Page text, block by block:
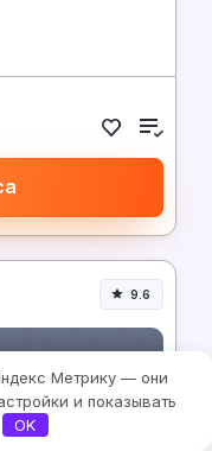
9.6
Метрику — они
и показывать
OK